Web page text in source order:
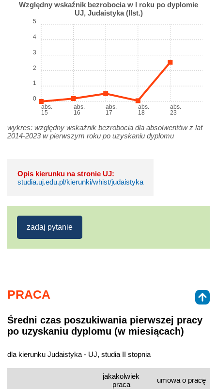
Względny wskaźnik bezrobocia w I roku po dyplomie
UJ, Judaistyka (IIst.)
abs.
15
abs.
16
abs.
17
abs.
18
abs.
23
0
1
2
3
4
5
wykres: względny wskaźnik bezrobocia dla absolwentów z lat
2014-2023 w pierwszym roku po uzyskaniu dyplomu
Opis kierunku na stronie UJ:
studia.uj.edu.pl/kierunki/whist/judaistyka
zadaj pytanie
PRACA
Średni czas poszukiwania pierwszej pracy
po uzyskaniu dyplomu (w miesiącach)
dla kierunku Judaistyka - UJ, studia II stopnia
jakakolwiek
praca
umowa o pracę